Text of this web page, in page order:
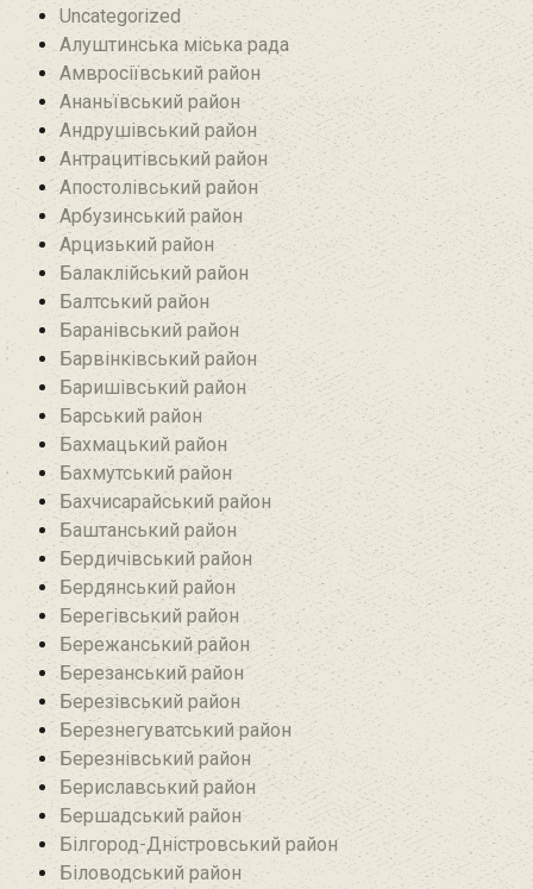
Uncategorized
Алуштинська міська рада
Амвросіївський район
Ананьївський район‎
Андрушівський район‎
Антрацитівський район‎
Апостолівський район
Арбузинський район‎
Арцизький район‎
Балаклійський район
Балтський район‎
Баранівський район‎
Барвінківський район
Баришівський район
Барський район
Бахмацький район
Бахмутський район
Бахчисарайський район
Баштанський район
Бердичівський район
Бердянський район
Берегівський район
Бережанський район‎
Березанський район‎
Березівський район
Березнегуватський район‎
Березнівський район‎
Бериславський район
Бершадський район
Білгород-Дністровський район
Біловодський район‎